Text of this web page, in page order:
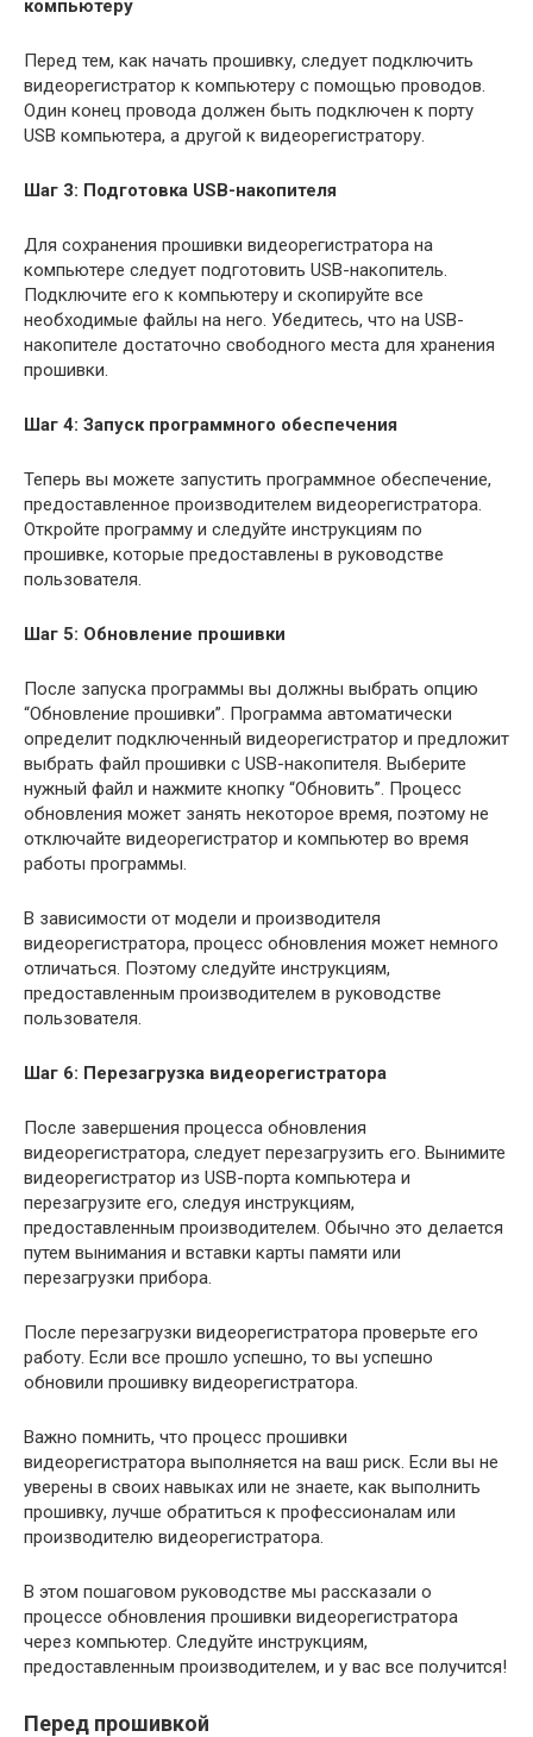
компьютеру
Перед тем, как начать прошивку, следует подключить
видеорегистратор к компьютеру с помощью проводов.
Один конец провода должен быть подключен к порту
USB компьютера, а другой к видеорегистратору.
Шаг 3: Подготовка USB-накопителя
Для сохранения прошивки видеорегистратора на
компьютере следует подготовить USB-накопитель.
Подключите его к компьютеру и скопируйте все
необходимые файлы на него. Убедитесь, что на USB-
накопителе достаточно свободного места для хранения
прошивки.
Шаг 4: Запуск программного обеспечения
Теперь вы можете запустить программное обеспечение,
предоставленное производителем видеорегистратора.
Откройте программу и следуйте инструкциям по
прошивке, которые предоставлены в руководстве
пользователя.
Шаг 5: Обновление прошивки
После запуска программы вы должны выбрать опцию
“Обновление прошивки”. Программа автоматически
определит подключенный видеорегистратор и предложит
выбрать файл прошивки с USB-накопителя. Выберите
нужный файл и нажмите кнопку “Обновить”. Процесс
обновления может занять некоторое время, поэтому не
отключайте видеорегистратор и компьютер во время
работы программы.
В зависимости от модели и производителя
видеорегистратора, процесс обновления может немного
отличаться. Поэтому следуйте инструкциям,
предоставленным производителем в руководстве
пользователя.
Шаг 6: Перезагрузка видеорегистратора
После завершения процесса обновления
видеорегистратора, следует перезагрузить его. Вынимите
видеорегистратор из USB-порта компьютера и
перезагрузите его, следуя инструкциям,
предоставленным производителем. Обычно это делается
путем вынимания и вставки карты памяти или
перезагрузки прибора.
После перезагрузки видеорегистратора проверьте его
работу. Если все прошло успешно, то вы успешно
обновили прошивку видеорегистратора.
Важно помнить, что процесс прошивки
видеорегистратора выполняется на ваш риск. Если вы не
уверены в своих навыках или не знаете, как выполнить
прошивку, лучше обратиться к профессионалам или
производителю видеорегистратора.
В этом пошаговом руководстве мы рассказали о
процессе обновления прошивки видеорегистратора
через компьютер. Следуйте инструкциям,
предоставленным производителем, и у вас все получится!
Перед прошивкой